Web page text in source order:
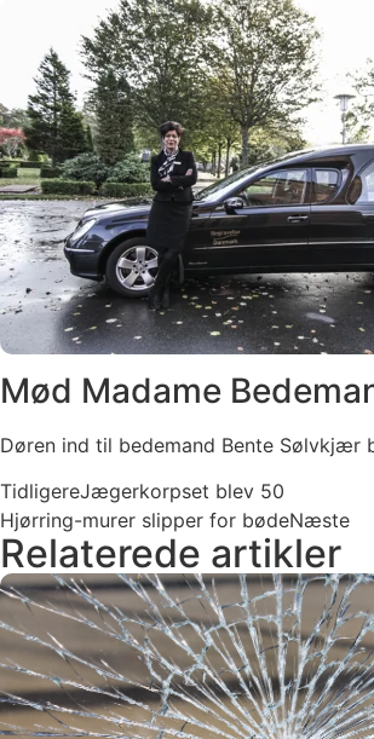
Mød Madame
Døren ind til bedemand Bente Sølvkjær
TidligereJægerkorpset blev 50
Hjørring-murer slipper for bødeNæste
Relaterede artikler